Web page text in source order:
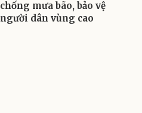
chống mưa bão, bảo vệ
người dân vùng cao